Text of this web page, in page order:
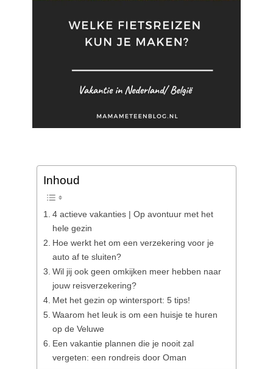
Inhoud
4 actieve vakanties | Op avontuur met het
hele gezin
Hoe werkt het om een verzekering voor je
auto af te sluiten?
Wil jij ook geen omkijken meer hebben naar
jouw reisverzekering?
Met het gezin op wintersport: 5 tips!
Waarom het leuk is om een huisje te huren
op de Veluwe
Een vakantie plannen die je nooit zal
vergeten: een rondreis door Oman